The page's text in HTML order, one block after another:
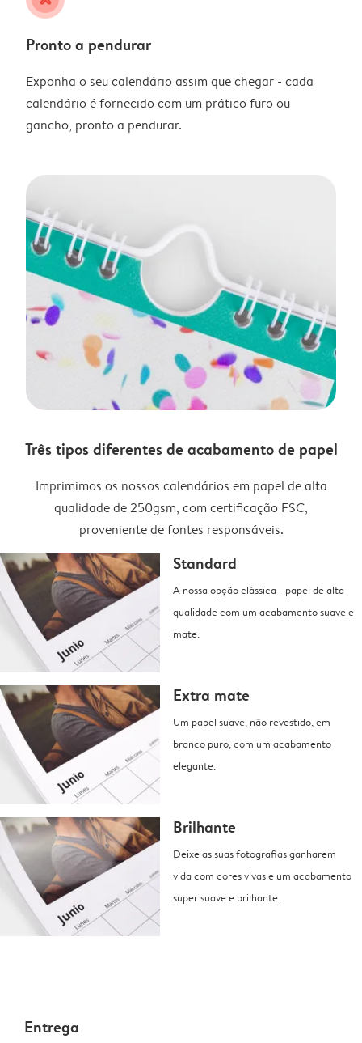
Pronto a pendurar
Exponha o seu calendário assim que chegar - cada
calendário é fornecido com um prático furo ou
gancho, pronto a pendurar.
Três tipos diferentes de acabamento de papel
Imprimimos os nossos calendários em papel de alta
qualidade de 250gsm, com certificação FSC,
proveniente de fontes responsáveis.
Standard
A nossa opção clássica - papel de alta
qualidade com um acabamento suave e
mate.
Extra mate
Um papel suave, não revestido, em
branco puro, com um acabamento
elegante.
Brilhante
Deixe as suas fotografias ganharem
vida com cores vivas e um acabamento
super suave e brilhante.
Entrega